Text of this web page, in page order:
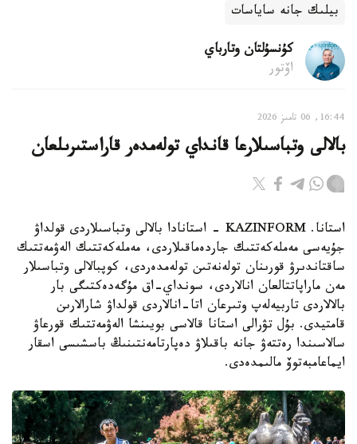
بيلىك جانە ساياسات
كۇنسۇلتان وتارباي
اۆتور
16:44, 06 تامىز 2026
بالالى وتباسىلارعا قانداي تولەمدەر قاراستىرىلعان
استانا. KAZINFORM - استانادا بالالى وتباسىلاردى قولداۋ
جۇيەسى مەملەكەتتىك جاردەماقىلاردى، مەملەكەتتىك الەۋمەتتىك
ساقتاندىرۋ قورىنان تولەنەتىن تولەمدەردى، كوپبالالى وتباسىلار
مەن ماراپاتتالعان انالاردى، سونداي-اق مۇگەدەكتىگى بار
بالالاردى تاربيەلەپ وتىرعان اتا-انالاردى قولداۋ شارالارىن
قامتيدى. بۇل تۋرالى استانا قالاسى بويىنشا الەۋمەتتىك قورعاۋ
سالاسىندا رەتتەۋ جانە باقىلاۋ دەپارتامەنتىنىڭ باسشىسى اسقار
ايماعامبەتوۆ مالىمدەدى.